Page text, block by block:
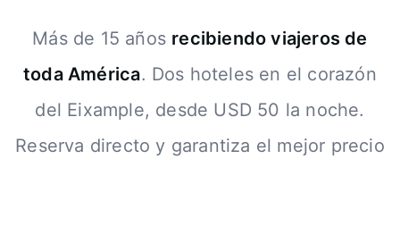
Más de 15 años recibiendo viajeros de
toda América. Dos hoteles en el corazón
del Eixample, desde USD 50 la noche.
Reserva directo y garantiza el mejor precio